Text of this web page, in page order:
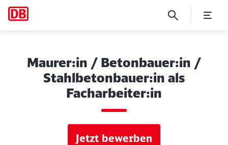
Maurer:in / Betonbauer:in /
Stahlbetonbauer:in als
Facharbeiter:in
Jetzt bewerben